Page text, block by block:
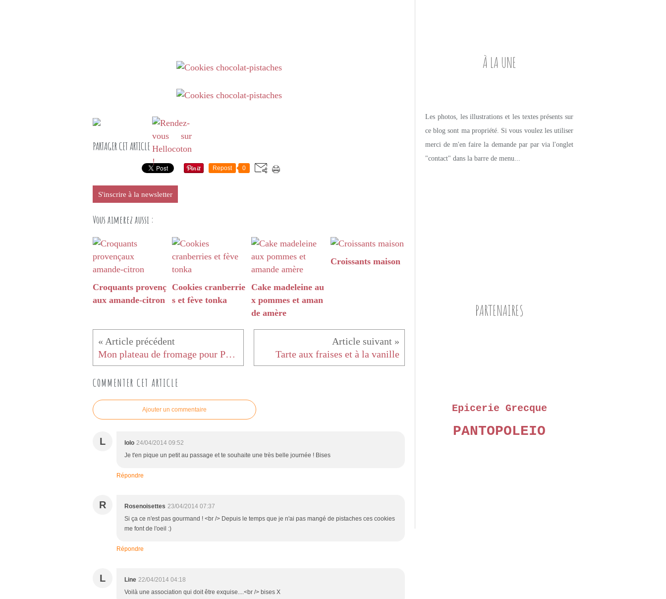
PARTAGER CET ARTICLE
Repost 0
S'inscrire à la newsletter
Vous aimerez aussi :
Croquants provenç
aux amande-citron
Cookies cranberrie
s et fève tonka
Cake madeleine au
x pommes et aman
de amère
Croissants maison
Mon plateau de fromage pour Pâques Tarte aux fraises et à la vanille
COMMENTER CET ARTICLE
Ajouter un commentaire
L lolo 24/04/2014 09:52
Je t'en pique un petit au passage et te souhaite une très belle journée ! Bises
Répondre
R Rosenoisettes 23/04/2014 07:37
Si ça ce n'est pas gourmand ! <br /> Depuis le temps que je n'ai pas mangé de pistaches ces cookies
me font de l'oeil :)
Répondre
L Line 22/04/2014 04:18
Voilà une association qui doit être exquise....<br /> bises X
À LA UNE
Les photos, les illustrations et les textes présents sur
ce blog sont ma propriété. Si vous voulez les utiliser
merci de m'en faire la demande par par via l'onglet
"contact" dans la barre de menu...
PARTENAIRES
Epicerie Grecque
PANTOPOLEIO